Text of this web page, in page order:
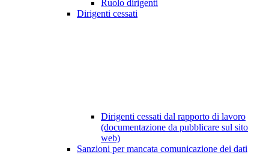
Ruolo dirigenti
Dirigenti cessati
Dirigenti cessati dal rapporto di lavoro
(documentazione da pubblicare sul sito
web)
Sanzioni per mancata comunicazione dei dati